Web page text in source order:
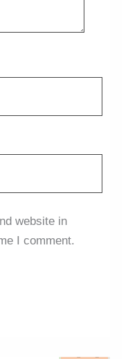
website in
I comment.